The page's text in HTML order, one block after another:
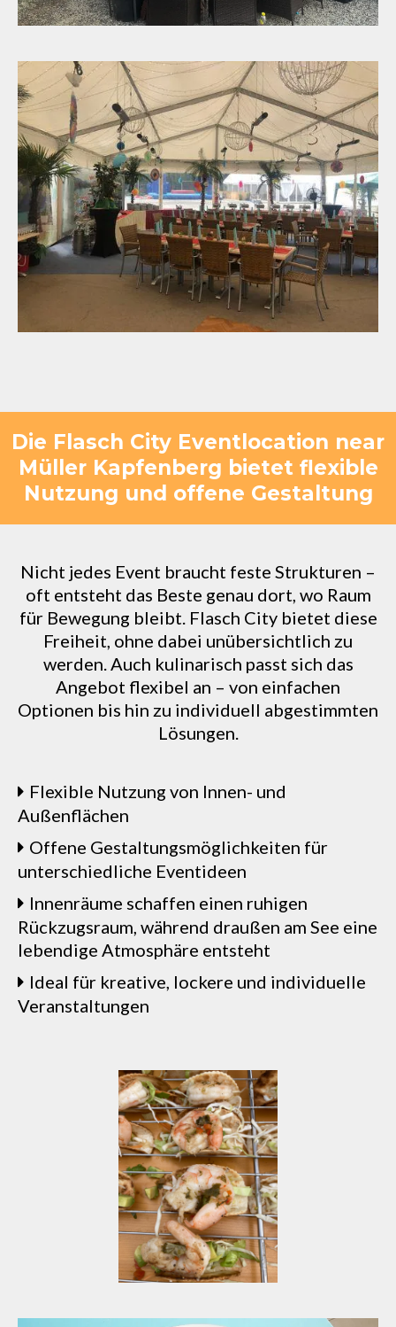
Die Flasch City Eventlocation near
Müller Kapfenberg bietet flexible
Nutzung und offene Gestaltung
Nicht jedes Event braucht feste Strukturen –
oft entsteht das Beste genau dort, wo Raum
für Bewegung bleibt. Flasch City bietet diese
Freiheit, ohne dabei unübersichtlich zu
werden. Auch kulinarisch passt sich das
Angebot flexibel an – von einfachen
Optionen bis hin zu individuell abgestimmten
Lösungen.
Flexible Nutzung von Innen- und
Außenflächen
Offene Gestaltungsmöglichkeiten für
unterschiedliche Eventideen
Innenräume schaffen einen ruhigen
Rückzugsraum, während draußen am See eine
lebendige Atmosphäre entsteht
Ideal für kreative, lockere und individuelle
Veranstaltungen